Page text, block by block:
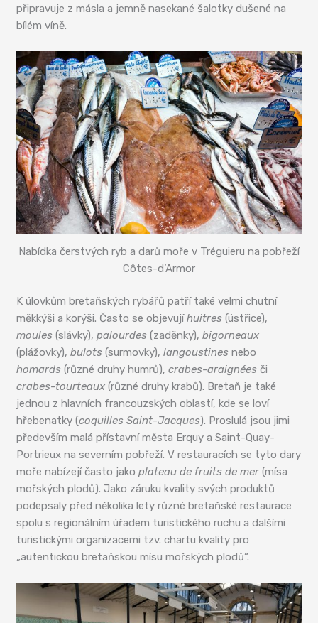
připravuje z másla a jemně nasekané šalotky dušené na
bílém víně.
Nabídka čerstvých ryb a darů moře v Tréguieru na pobřeží
Côtes-d’Armor
K úlovkům bretaňských rybářů patří také velmi chutní
měkkýši a korýši. Často se objevujíhuitres (ústřice),
moules(slávky),palourdes(zaděnky),bigorneaux
(plážovky),bulots (surmovky),langoustines nebo
homards (různé druhy humrů),crabes-araignées či
crabes-tourteaux (různé druhy krabů). Bretaň je také
jednou z hlavních francouzských oblastí, kde se loví
hřebenatky (coquilles Saint-Jacques). Proslulá jsou jimi
především malá přístavní města Erquy a Saint-Quay-
Portrieux na severním pobřeží. V restauracích se tyto dary
moře nabízejí často jakoplateau de fruits de mer(mísa
mořských plodů). Jako záruku kvality svých produktů
podepsaly před několika lety různé bretaňské restaurace
spolu s regionálním úřadem turistického ruchu a dalšími
turistickými organizacemi tzv. chartu kvality pro
„autentickou bretaňskou mísu mořských plodů“.